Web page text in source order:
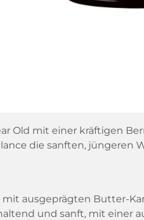
Old mit einer kräftigen
die sanften, jüngeren
ausgeprägten Butter-
und sanft, mit einer